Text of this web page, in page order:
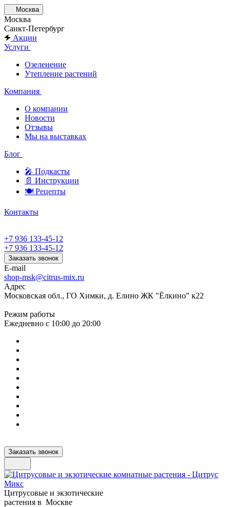
Москва
Москва
Санкт-Петербург
Акции
Услуги
Озеленение
Утепление растений
Компания
О компании
Новости
Отзывы
Мы на выставках
Блог
🎤︎︎ Подкасты
📄 Инструкции
🍽 Рецепты
Контакты
+7 936 133-45-12
+7 936 133-45-12
Заказать звонок
E-mail
shop-msk@citrus-mix.ru
Адрес
Московская обл., ГО Химки, д. Елино ЖК "Ёлкино" к22
Режим работы
Ежедневно с 10:00 до 20:00
Заказать звонок
Цитрусовые и экзотические
растения в Москве